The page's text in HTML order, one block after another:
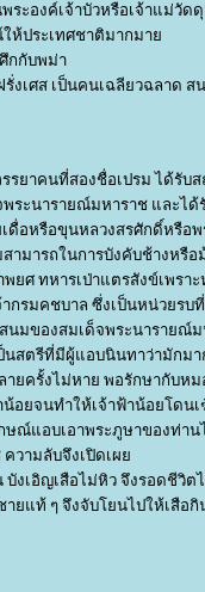
ระองค์เจ้าบัวหรือเจ้าแม่วัด
ห้ประเทศชาติมากมา
กกับพม่า
รั่งเศส เป็นคนเฉลียวฉลาด
รยาคนที่สองชื่อเปรม ได้รับ
ระนารายณ์มหาราช และได้
ดื่อหรือขุนหลวงสรศักดิ์หรือพ
ามารถในการบังคับช้างหรือ
ศ ทหารเป่าแตรสังข์เพราะ
กรมคชบาล ซึ่งเป็นหน่วยร
มของสมเด็จพระนารายณ์ม
นสตรีที่มีผู้แอบนินทาว่ามักม
ายครั้งไม่หาย พอรักษากับห
น้อยจนทำให้เจ้าฟ้าน้อยโด
ษณ์แอบเอาพระภูษาของท่า
ความลับจึงเปิดเผ
งเอิญเสือไม่หิว จึงรอดชีวิ
ยแท้ ๆ จึงจับโยนไปให้เสือกิ